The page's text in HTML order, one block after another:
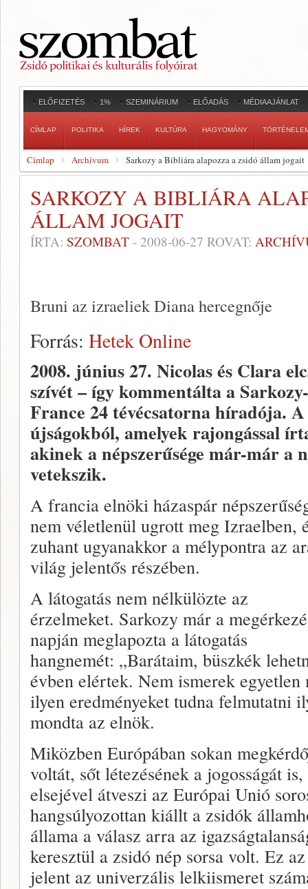
ELŐFIZETÉS 1% SZEMINÁRIUM ELŐADÁS MÉDIAAJÁNLAT
CÍMLAP POLITIKA HÍREK KULTÚRA HAGYOMÁNY
Címlap Archívum Sarkozy a Bibliára alapozza a zsidó állam jogait
SARKOZY A BIBLIÁRA
ÁLLAM JOGAIT
ÍRTA: SZOMBAT - 2008-06-27 ROVAT:
Bruni az izraeliek Diana hercegnője
Forrás: Hetek Online
2008. június 27. Nicolas és Clara
szívét – így kommentálta a
France 24 tévécsatorna híradója.
újságokból, amelyek rajongással
akinek a népszerűsége már-már a
vetekszik.
A francia elnöki házaspár
nem véletlenül ugrott meg Izraelben,
zuhant ugyanakkor a mélypontra az
világ jelentős részében.
A látogatás nem nélkülözte az
érzelmeket. Sarkozy már a
napján meglapozta a látogatás
hangnemét: „Barátaim, büszkék
évben elértek. Nem ismerek egyetlen
ilyen eredményeket tudna felmutatni
mondta az elnök.
Miközben Európában sokan
voltát, sőt létezésének a jogosságát
elsejével átveszi az Európai Unió
hangsúlyozottan kiállt a zsidók
állama a válasz arra az
keresztül a zsidó nép sorsa volt. Ez
jelent az univerzális lelkiismeret